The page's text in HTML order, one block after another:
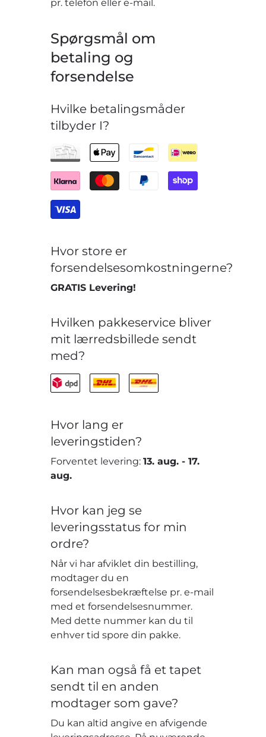
pr. telefon eller e-mail.
Spørgsmål om
betaling og
forsendelse
Hvilke betalingsmåder
tilbyder I?
Hvor store er
forsendelsesomkostningerne?
GRATIS Levering!
Hvilken pakkeservice bliver
mit lærredsbillede sendt
med?
Hvor lang er
leveringstiden?
Forventet levering:13. aug. -17.
aug.
Hvor kan jeg se
leveringsstatus for min
ordre?
Når vi har afviklet din bestilling,
modtager du en
forsendelsesbekræftelse pr. e-mail
med et forsendelsesnummer.
Med dette nummer kan du til
enhver tid spore din pakke.
Kan man også få et tapet
sendt til en anden
modtager som gave?
Du kan altid angive en afvigende